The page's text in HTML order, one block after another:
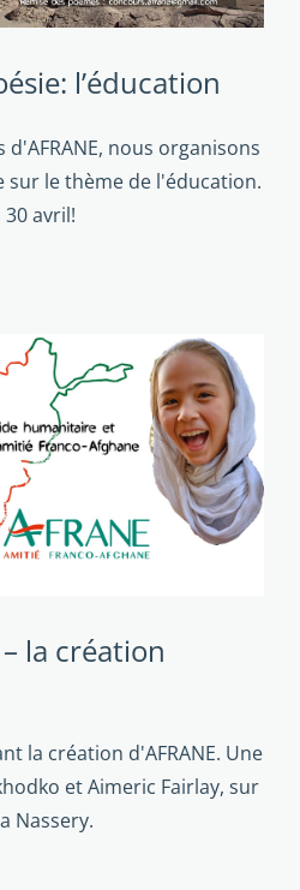
l’éducation
d'AFRANE, nous organisons
sur le thème de l'éducation.
avril!
la création
la création d'AFRANE. Une
et Aimeric Fairlay, sur
Nassery.